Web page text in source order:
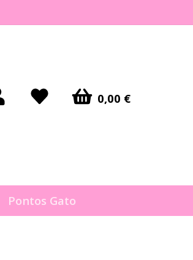
0,00 €
Pontos Gato